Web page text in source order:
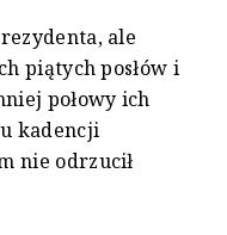
ale
piątych posłów i
połowy ich
kadencji
nie odrzucił